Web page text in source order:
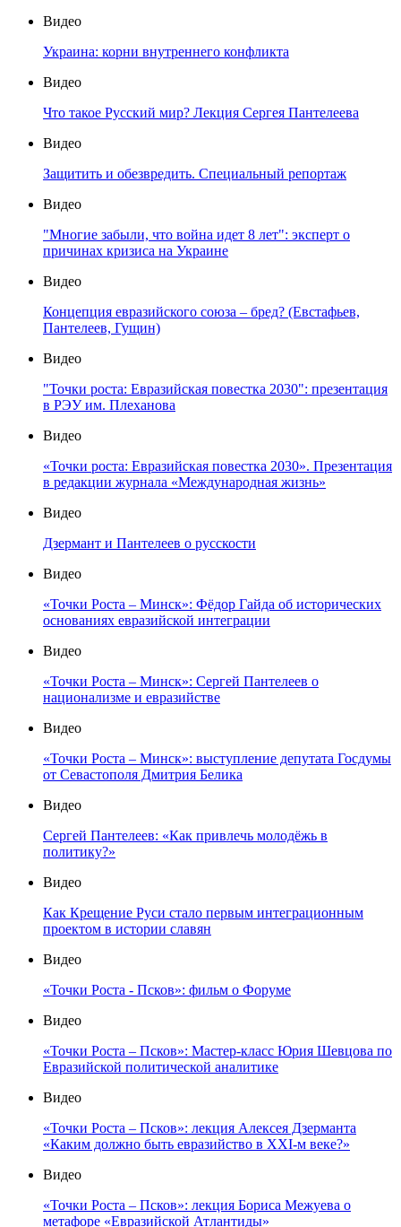
Видео
Украина: корни внутреннего конфликта
Видео
Что такое Русский мир? Лекция Сергея Пантелеева
Видео
Защитить и обезвредить. Специальный репортаж
Видео
"Многие забыли, что война идет 8 лет": эксперт о
причинах кризиса на Украине
Видео
Концепция евразийского союза – бред? (Евстафьев,
Пантелеев, Гущин)
Видео
"Точки роста: Евразийская повестка 2030": презентация
в РЭУ им. Плеханова
Видео
«Точки роста: Евразийская повестка 2030». Презентация
в редакции журнала «Международная жизнь»
Видео
Дзермант и Пантелеев о русскости
Видео
«Точки Роста – Минск»: Фёдор Гайда об исторических
основаниях евразийской интеграции
Видео
«Точки Роста – Минск»: Сергей Пантелеев о
национализме и евразийстве
Видео
«Точки Роста – Минск»: выступление депутата Госдумы
от Севастополя Дмитрия Белика
Видео
Сергей Пантелеев: «Как привлечь молодёжь в
политику?»
Видео
Как Крещение Руси стало первым интеграционным
проектом в истории славян
Видео
«Точки Роста - Псков»: фильм о Форуме
Видео
«Точки Роста – Псков»: Мастер-класс Юрия Шевцова по
Евразийской политической аналитике
Видео
«Точки Роста – Псков»: лекция Алексея Дзерманта
«Каким должно быть евразийство в XXI-м веке?»
Видео
«Точки Роста – Псков»: лекция Бориса Межуева о
метафоре «Евразийской Атлантиды»